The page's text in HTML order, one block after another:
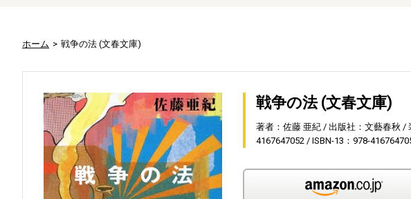
ホーム 戦争の法 (文春文庫)
戦争の法 (文春文庫)
著者：佐藤 亜紀 出版社：文藝春秋
4167647052
ISBN-13：978-